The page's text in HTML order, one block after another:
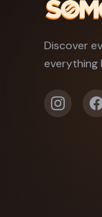
Discover
everything